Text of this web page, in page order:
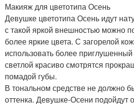
Макияж для цветотипа Осень
Девушке цветотипа Осень идут
с такой яркой внешностью можно
более яркие цвета. С загорелой
использовать более
светлой красиво смотрятся
помадой губы.
В тональном средстве не должно
оттенка. Девушке-Осени подойдут